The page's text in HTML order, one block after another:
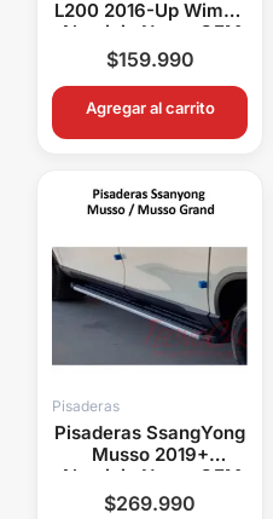
L200 2016-Up Wimbo
Aluminio Negro OEM
4×4 Alta Resistencia
$159.990
Agregar al carrito
Pisaderas
Pisaderas SsangYong
Musso 2019+
Aluminio Negro OEM
6 Soportes WIMBO
$269.990